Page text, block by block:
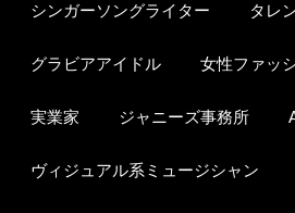
シンガーソングライター タレ
グラビアアイドル 女性ファッ
実業家 ジャニーズ事務所
ヴィジュアル系ミュージシャン